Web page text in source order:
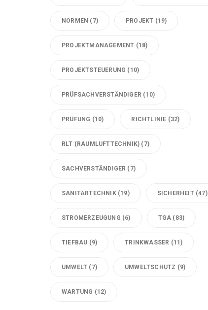
NORMEN (7) PROJEKT (19)
PROJEKTMANAGEMENT (18)
PROJEKTSTEUERUNG (10)
PRÜFSACHVERSTÄNDIGER (10)
PRÜFUNG (10) RICHTLINIE (32)
RLT (RAUMLUFTTECHNIK) (7)
SACHVERSTÄNDIGER (7)
SANITÄRTECHNIK(19) SICHERHEIT(47)
STROMERZEUGUNG (6) TGA (83)
TIEFBAU (9) TRINKWASSER (11)
UMWELT (7) UMWELTSCHUTZ (9)
WARTUNG (12)